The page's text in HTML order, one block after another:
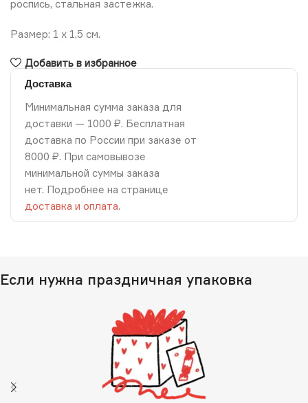
роспись, стальная застежка.
Размер: 1 х 1,5 см.
Добавить в избранное
Доставка
Минимальная сумма заказа для
доставки — 1000 ₽. Бесплатная
доставка по России при заказе от
8000 ₽. При самовывозе
минимальной суммы заказа
нет. Подробнее на странице
доставка и оплата.
Если нужна праздничная упаковка